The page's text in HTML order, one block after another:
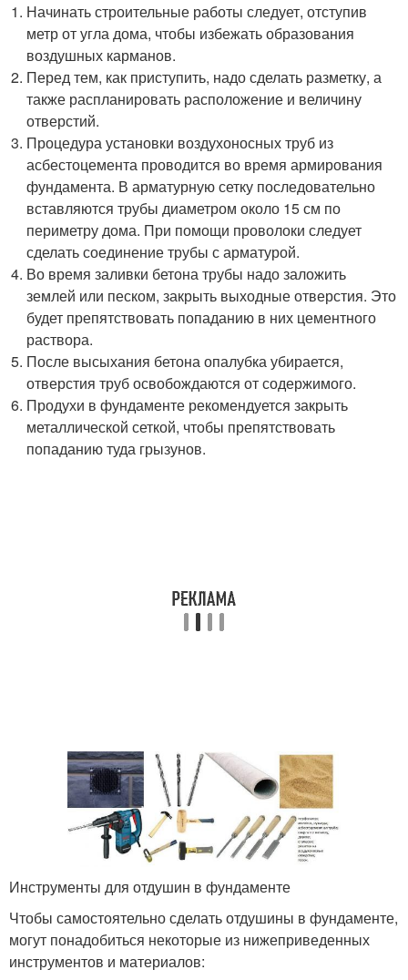
Начинать строительные работы следует, отступив
метр от угла дома, чтобы избежать образования
воздушных карманов.
Перед тем, как приступить, надо сделать разметку, а
также распланировать расположение и величину
отверстий.
Процедура установки воздухоносных труб из
асбестоцемента проводится во время армирования
фундамента. В арматурную сетку последовательно
вставляются трубы диаметром около 15 см по
периметру дома. При помощи проволоки следует
сделать соединение трубы с арматурой.
Во время заливки бетона трубы надо заложить
землей или песком, закрыть выходные отверстия. Это
будет препятствовать попаданию в них цементного
раствора.
После высыхания бетона опалубка убирается,
отверстия труб освобождаются от содержимого.
Продухи в фундаменте рекомендуется закрыть
металлической сеткой, чтобы препятствовать
попаданию туда грызунов.
Инструменты для отдушин в фундаменте
Чтобы самостоятельно сделать отдушины в фундаменте,
могут понадобиться некоторые из нижеприведенных
инструментов и материалов: